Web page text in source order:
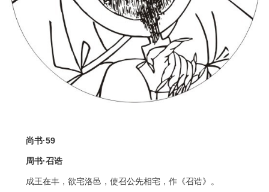
尚书·59
周书·召诰
成王在丰，欲宅洛邑，使召公先相宅，作《召诰》。